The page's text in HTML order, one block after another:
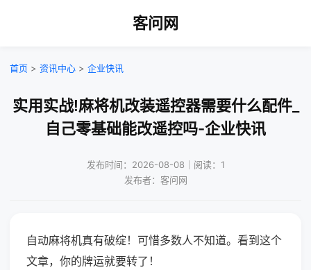
客问网
首页 > 资讯中心 > 企业快讯
实用实战!麻将机改装遥控器需要什么配件_
自己零基础能改遥控吗-企业快讯
发布时间：2026-08-08｜阅读：1
发布者：客问网
自动麻将机真有破绽！可惜多数人不知道。看到这个
文章，你的牌运就要转了！